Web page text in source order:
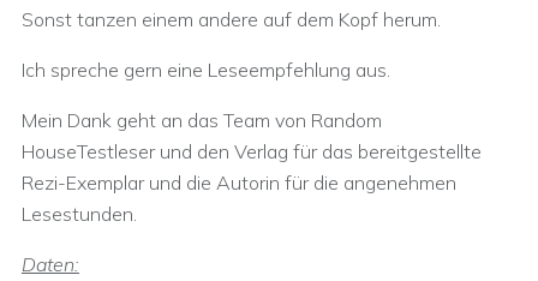
Sonst tanzen einem andere auf dem Kopf herum.
Ich spreche gern eine Leseempfehlung aus.
Mein Dank geht an das Team von Random
HouseTestleser und den Verlag für das bereitgestellte
Rezi-Exemplar und die Autorin für die angenehmen
Lesestunden.
Daten: